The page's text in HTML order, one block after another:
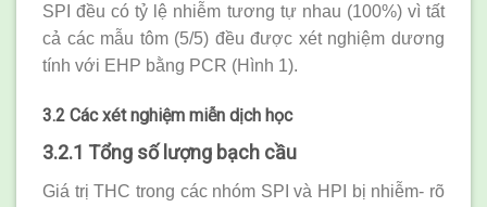
SPI đều có tỷ lệ nhiễm tương tự nhau (100%) vì tất
cả các mẫu tôm (5/5) đều được xét nghiệm dương
tính với EHP bằng PCR (Hình 1).
3.2 Các xét nghiệm miễn dịch học
3.2.1 Tổng số lượng bạch cầu
Giá trị THC trong các nhóm SPI và HPI bị nhiễm- rõ